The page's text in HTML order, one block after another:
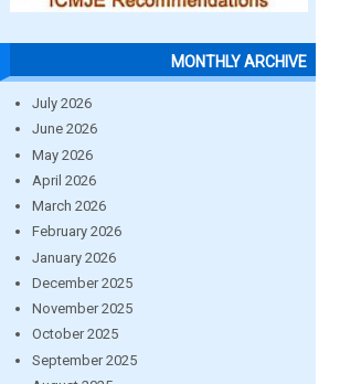
MONTHLY ARCHIVE
July 2026
June 2026
May 2026
April 2026
March 2026
February 2026
January 2026
December 2025
November 2025
October 2025
September 2025